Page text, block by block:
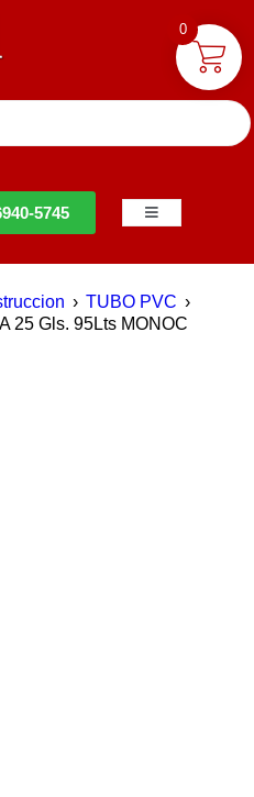
5745
› TUBO PVC ›
25 Gls. 95Lts MONOC
0